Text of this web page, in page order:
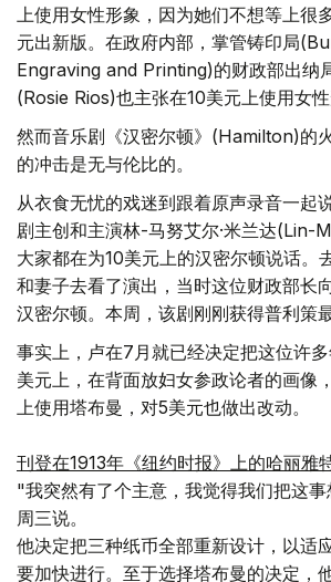
上使用女性形象，因为她们不想等上很
元出新版。在政府内部，掌管铸印局
Engraving and Printing)的财政部出纳
(Rosie Rios)也主张在10美元上使用女性
然而音乐剧《汉密尔顿》(Hamilton)的
的冲击是无与伦比的。
从衣食无忧的戏迷到跟着原声录音一起
剧主创和主演林-马努艾尔·米兰达(Lin-
大家都在为10美元上的汉密尔顿说话。
和妻子去看了演出，当时这位财政部长
汉密尔顿。本周，该剧刚刚获得普利策
事实上，卢在7月就已经决定把这位许
美元上，在背面放妇女参政论者的画像
上使用塔布曼，对5美元也做出改动。
刊登在1913年《纽约时报》上的哈丽雅
"我突然有了个主意，我觉得我们把这
周三说。
他决定把三种纸币全部重新设计，以适
要加快进行。至于选择塔布曼的决定，